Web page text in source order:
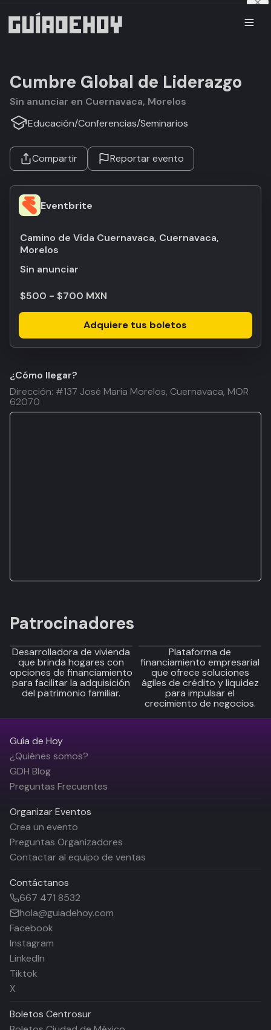
Cumbre Global de Liderazgo
Sin anunciar en Cuernavaca, Morelos
Educación/Conferencias/Seminarios
Compartir Reportar evento
Eventbrite
Camino de Vida Cuernavaca, Cuernavaca,
Morelos
Sin anunciar
$500 - $700 MXN
Adquiere tus boletos
¿Cómo llegar?
Dirección: #137 José María Morelos, Cuernavaca, MOR
62070
Patrocinadores
Desarrolladora de vivienda
que brinda hogares con
opciones de financiamiento
para facilitar la adquisición
del patrimonio familiar.
Plataforma de
financiamiento empresarial
que ofrece soluciones
ágiles de crédito y liquidez
para impulsar el
crecimiento de negocios.
Guía de Hoy
¿Quiénes somos?
GDH Blog
Preguntas Frecuentes
Organizar Eventos
Crea un evento
Preguntas Organizadores
Contactar al equipo de ventas
Contáctanos
667 471 8532
hola@guiadehoy.com
Facebook
Instagram
LinkedIn
Tiktok
X
Boletos Centrosur